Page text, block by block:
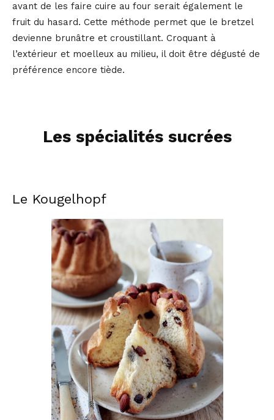
avant de les faire cuire au four serait également le
fruit du hasard. Cette méthode permet que le bretzel
devienne brunâtre et croustillant. Croquant à
l’extérieur et moelleux au milieu, il doit être dégusté de
préférence encore tiède.
Les spécialités sucrées
Le Kougelhopf